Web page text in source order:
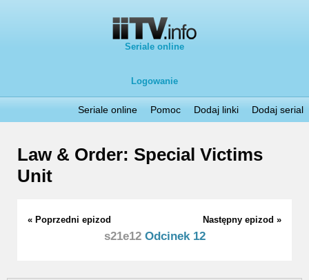
Seriale online
Logowanie
Seriale online Pomoc Dodaj linki Dodaj serial
Law & Order: Special Victims
Unit
« Poprzedni epizod Następny epizod »
s21e12Odcinek 12